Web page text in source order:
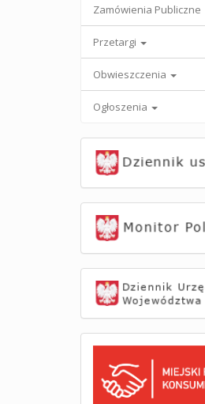
Zamówienia Publiczne
Przetargi
Obwieszczenia
Ogłoszenia